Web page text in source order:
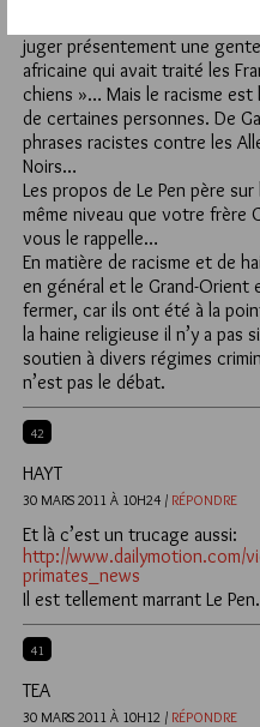
juger présentement une
africaine qui avait traité les
chiens »… Mais le racisme est
de certaines personnes. De
phrases racistes contre les
Noirs…
Les propos de Le Pen père
même niveau que votre frère
vous le rappelle…
En matière de racisme et de
en général et le Grand-Orient
fermer, car ils ont été à la
la haine religieuse il n’y a pas
soutien à divers régimes
n’est pas le débat.
42
HAYT
30 MARS 2011 À 10H24 / RÉPONDRE
Et là c’est un trucage aussi:
http://www.dailymotion.com/
primates_news
Il est tellement marrant Le
41
TEA
30 MARS 2011 À 10H12 / RÉPONDRE